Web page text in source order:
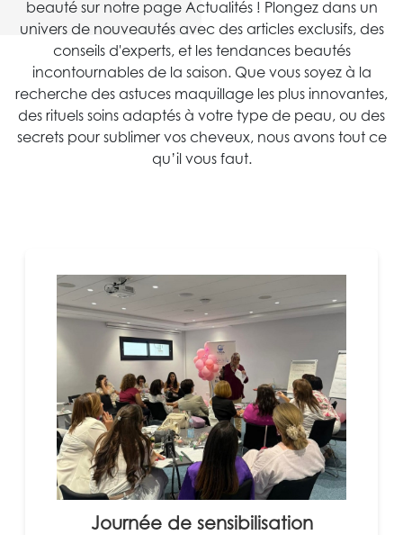
beauté sur notre page Actualités ! Plongez dans un
univers de nouveautés avec des articles exclusifs, des
conseils d'experts, et les tendances beautés
incontournables de la saison. Que vous soyez à la
recherche des astuces maquillage les plus innovantes,
des rituels soins adaptés à votre type de peau, ou des
secrets pour sublimer vos cheveux, nous avons tout ce
qu’il vous faut.
Journée de sensibilisation